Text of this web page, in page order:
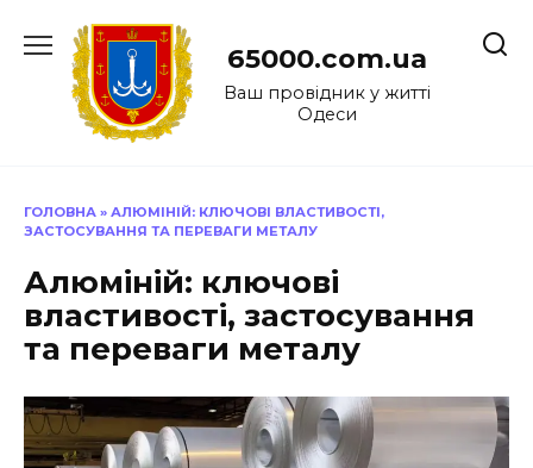
до
65000.com.ua
Ваш провідник у житті
Одеси
ГОЛОВНА » АЛЮМІНІЙ: КЛЮЧОВІ ВЛАСТИВОСТІ,
ЗАСТОСУВАННЯ ТА ПЕРЕВАГИ МЕТАЛУ
Алюміній: ключові
властивості, застосування
та переваги металу